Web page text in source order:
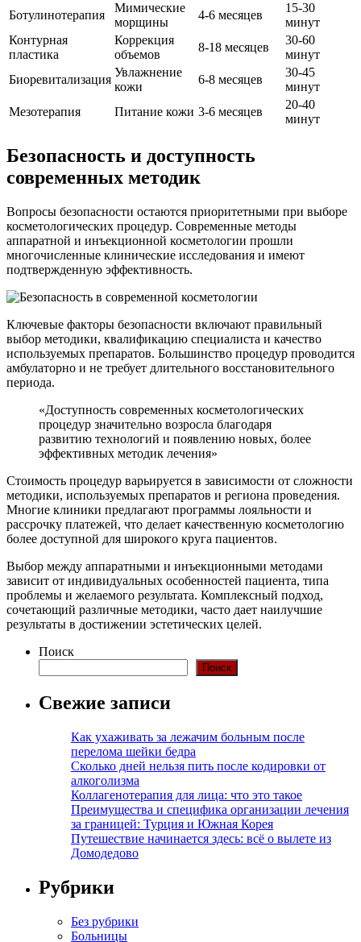
Ботулинотерапия
Мимические
морщины
4-6 месяцев
15-30
минут
Контурная
пластика
Коррекция
объемов
8-18 месяцев
30-60
минут
Биоревитализация
Увлажнение
кожи
6-8 месяцев
30-45
минут
Мезотерапия
Питание кожи 3-6 месяцев
20-40
минут
Безопасность и доступность
современных методик
Вопросы безопасности остаются приоритетными при выборе
косметологических процедур. Современные методы
аппаратной и инъекционной косметологии прошли
многочисленные клинические исследования и имеют
подтвержденную эффективность.
Ключевые факторы безопасности включают правильный
выбор методики, квалификацию специалиста и качество
используемых препаратов. Большинство процедур проводится
амбулаторно и не требует длительного восстановительного
периода.
«Доступность современных косметологических
процедур значительно возросла благодаря
развитию технологий и появлению новых, более
эффективных методик лечения»
Стоимость процедур варьируется в зависимости от сложности
методики, используемых препаратов и региона проведения.
Многие клиники предлагают программы лояльности и
рассрочку платежей, что делает качественную косметологию
более доступной для широкого круга пациентов.
Выбор между аппаратными и инъекционными методами
зависит от индивидуальных особенностей пациента, типа
проблемы и желаемого результата. Комплексный подход,
сочетающий различные методики, часто дает наилучшие
результаты в достижении эстетических целей.
Поиск
Поиск
Свежие записи
Как ухаживать за лежачим больным после
перелома шейки бедра
Сколько дней нельзя пить после кодировки от
алкоголизма
Коллагенотерапия для лица: что это такое
Преимущества и специфика организации лечения
за границей: Турция и Южная Корея
Путешествие начинается здесь: всё о вылете из
Домодедово
Рубрики
Без рубрики
Больницы